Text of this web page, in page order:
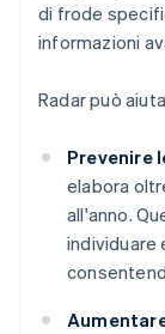
di frode
informazioni
Radar può
Prevenire
elabora
all'anno.
individuare